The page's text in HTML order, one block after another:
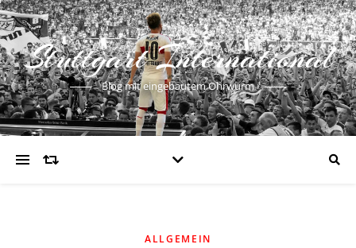
Stuttgart International
Blog mit eingebautem Ohrwurm
ALLGEMEIN